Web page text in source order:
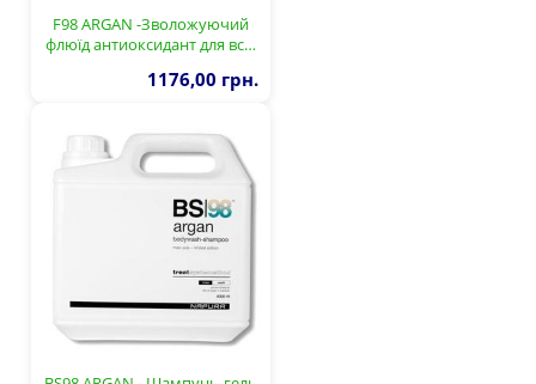
F98 ARGAN -Зволожуючий
флюїд антиоксидант для вс…
1176,00 грн.